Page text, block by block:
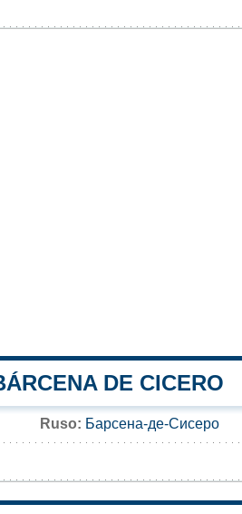
DE CICERO
Ruso: Барсена-де-Сисеро